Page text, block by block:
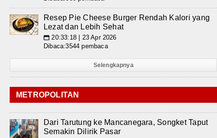
Resep Pie Cheese Burger Rendah Kalori yang
Lezat dan Lebih Sehat
📅 20:33:18 | 23 Apr 2026
Dibaca:3544 pembaca
Selengkapnya
METROPOLITAN
Dari Tarutung ke Mancanegara, Songket Taput
Semakin Dilirik Pasar